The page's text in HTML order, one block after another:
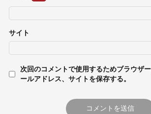
サイト
次回のコメントで使用するためブラウザ
ールアドレス、サイトを保存する。